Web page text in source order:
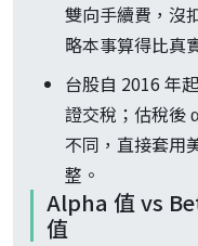
雙向手續費，沒
略本事算得比真
台股自 2016 年
證交稅；估稅後
不同，直接套用
整。
Alpha 值 vs
值